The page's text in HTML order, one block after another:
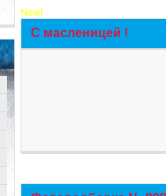
New!
С масленицей !